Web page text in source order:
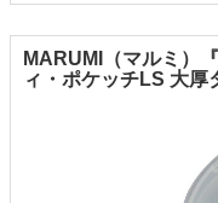
MARUMI（マルミ）
ィ・ポケッチLS 大厚